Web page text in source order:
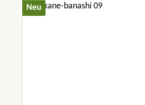
Neu